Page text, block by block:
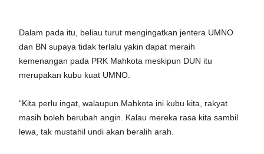
Dalam pada itu, beliau turut mengingatkan jentera UMNO
dan BN supaya tidak terlalu yakin dapat meraih
kemenangan pada PRK Mahkota meskipun DUN itu
merupakan kubu kuat UMNO.
“Kita perlu ingat, walaupun Mahkota ini kubu kita, rakyat
masih boleh berubah angin. Kalau mereka rasa kita sambil
lewa, tak mustahil undi akan beralih arah.